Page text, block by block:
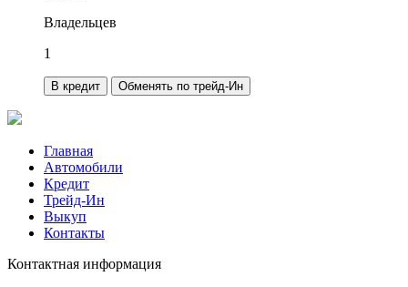
Владельцев
1
В кредит Обменять по трейд-Ин
Главная
Автомобили
Кредит
Трейд-Ин
Выкуп
Контакты
Контактная информация